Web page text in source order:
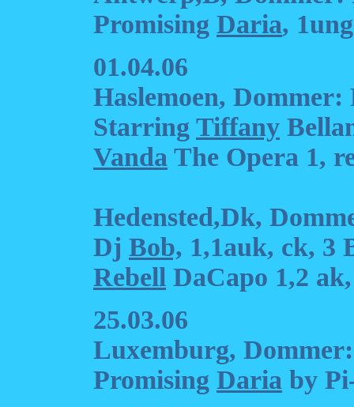
Promising Daria,
01.04.06
Haslemoen,
Starring Tiffany
Vanda The Opera 1,
Hedensted,Dk,
Dj Bob, 1,1auk, ck, 3
Rebell DaCapo 1,2
25.03.06
Luxemburg,
Promising Daria by